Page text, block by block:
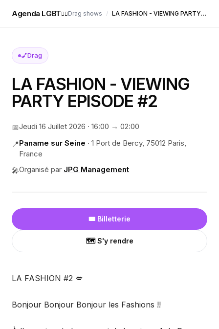
Agenda LGBT🏳️‍🌈Drag shows / LA FASHION - VIEWING PARTY EPISODE #2
💅Drag
LA FASHION - VIEWING
PARTY EPISODE #2
📅Jeudi 16 Juillet 2026 · 16:00 → 02:00
📍Paname sur Seine · 1 Port de Bercy, 75012 Paris,
France
🎤Organisé par JPG Management
🎟️ Billetterie
🗺️ S'y rendre
LA FASHION #2 💋
Bonjour Bonjour Bonjour les Fashions !!